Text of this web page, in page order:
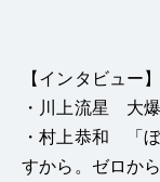
【インタビュー】
・川上流星 大
・村上恭和 「
すから。ゼロか